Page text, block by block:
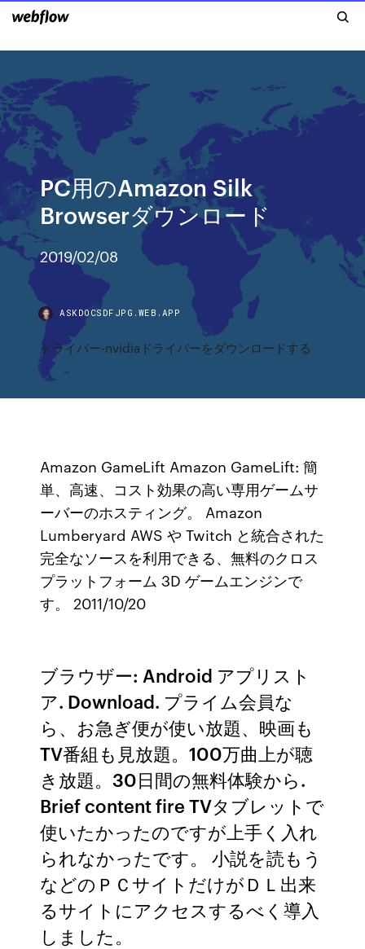
PC用のAmazon Silk
Browserダウンロード
2019/02/08
ASKDOCSDFJPG.WEB.APP
ドライバー-nvidiaドライバーをダウンロードする
Amazon GameLift Amazon GameLift: 簡
単、高速、コスト効果の高い専用ゲームサ
ーバーのホスティング。 Amazon
Lumberyard AWS や Twitch と統合された
完全なソースを利用できる、無料のクロス
プラットフォーム 3D ゲームエンジンで
す。 2011/10/20
ブラウザー: Android アプリスト
ア. Download. プライム会員な
ら、お急ぎ便が使い放題、映画も
TV番組も見放題。100万曲上が聴
き放題。30日間の無料体験から.
Brief content fire TVタブレットで
使いたかったのですが上手く入れ
られなかったです。 小説を読もう
などのＰＣサイトだけがＤＬ出来
るサイトにアクセスするべく導入
しました。